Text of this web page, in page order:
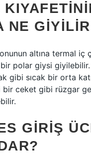
NE
altına termal iç
polar giysi giyilebilir.
gibi sıcak bir orta
ceket gibi rüzgar
GIRIŞ